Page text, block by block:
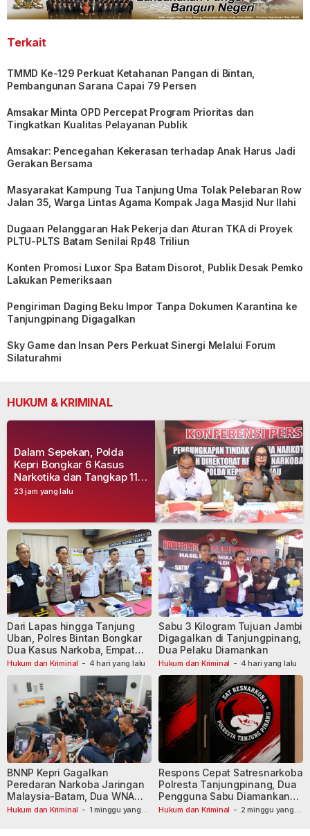
Terkait
TMMD Ke-129 Perkuat Ketahanan Pangan di Bintan,
Pembangunan Sarana Capai 79 Persen
Amsakar Minta OPD Percepat Program Prioritas dan
Tingkatkan Kualitas Pelayanan Publik
Amsakar: Pencegahan Kekerasan terhadap Anak Harus Jadi
Gerakan Bersama
Masyarakat Kampung Tua Tanjung Uma Tolak Pelebaran Row
Jalan 35, Warga Lintas Agama Kompak Jaga Masjid Nur Ilahi
Dugaan Pelanggaran Hak Pekerja dan Aturan TKA di Proyek
PLTU-PLTS Batam Senilai Rp48 Triliun
Konten Promosi Luxor Spa Batam Disorot, Publik Desak Pemko
Lakukan Pemeriksaan
Pengiriman Daging Beku Impor Tanpa Dokumen Karantina ke
Tanjungpinang Digagalkan
Sky Game dan Insan Pers Perkuat Sinergi Melalui Forum
Silaturahmi
HUKUM & KRIMINAL
23 jam yang lalu
Dalam Sepekan, Polda
Kepri Bongkar 6 Kasus
Narkotika dan Tangkap 11
Tersangka
Hukum dan Kriminal - 4 hari yang lalu
Dari Lapas hingga Tanjung
Uban, Polres Bintan Bongkar
Dua Kasus Narkoba, Empat
Tersangka Dibekuk
Hukum dan Kriminal - 4 hari yang lalu
Sabu 3 Kilogram Tujuan Jambi
Digagalkan di Tanjungpinang,
Dua Pelaku Diamankan
Hukum dan Kriminal - 1 minggu yang
BNNP Kepri Gagalkan
Peredaran Narkoba Jaringan
Malaysia-Batam, Dua WNA
Masih Diburu
Hukum dan Kriminal - 2 minggu yang
Respons Cepat Satresnarkoba
Polresta Tanjungpinang, Dua
Pengguna Sabu Diamankan
Usai Dilaporkan ke Call Center